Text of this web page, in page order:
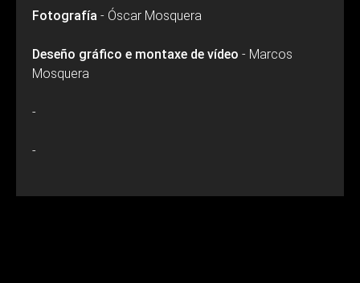
Fotografía - Óscar Mosquera
Deseño gráfico e montaxe de vídeo - Marcos
Mosquera
-
-